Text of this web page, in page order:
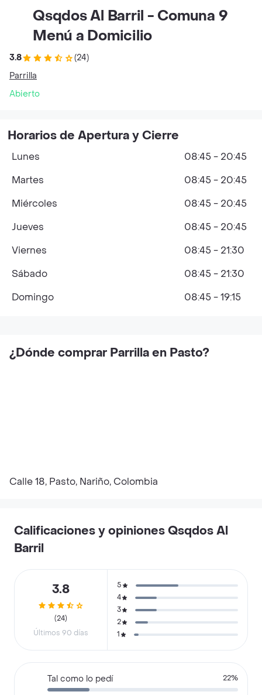
Qsqdos Al Barril - Comuna 9
Menú a Domicilio
3.8
(24)
Parrilla
Abierto
¿Dónde comprar Parrilla en Pasto?
Calle 18, Pasto, Nariño, Colombia
Horarios de Apertura y Cierre
Lunes
08:45 - 20:45
Martes
08:45 - 20:45
Miércoles
08:45 - 20:45
Jueves
08:45 - 20:45
Viernes
08:45 - 21:30
Sábado
08:45 - 21:30
Domingo
08:45 - 19:15
Calificaciones y opiniones Qsqdos Al
Barril
3.8
(24)
Últimos 90 días
5
4
3
2
1
Tal como lo pedí 22%